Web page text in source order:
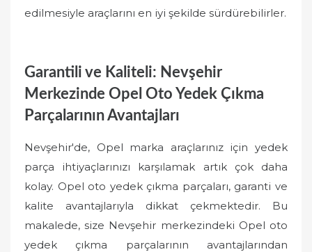
edilmesiyle araçlarını en iyi şekilde sürdürebilirler.
Garantili ve Kaliteli: Nevşehir
Merkezinde Opel Oto Yedek Çıkma
Parçalarının Avantajları
Nevşehir'de, Opel marka araçlarınız için yedek
parça ihtiyaçlarınızı karşılamak artık çok daha
kolay. Opel oto yedek çıkma parçaları, garanti ve
kalite avantajlarıyla dikkat çekmektedir. Bu
makalede, size Nevşehir merkezindeki Opel oto
yedek çıkma parçalarının avantajlarından